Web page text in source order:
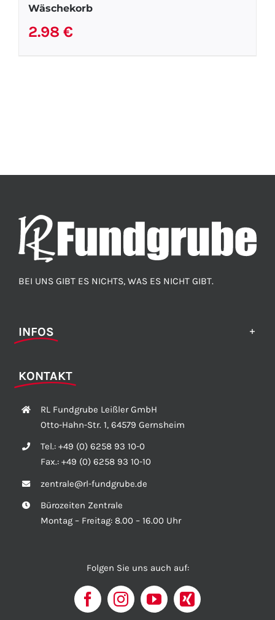
Wäschekorb
2.98 €
BEI UNS GIBT ES NICHTS, WAS ES NICHT GIBT.
Folgen Sie uns auch auf:
INFOS
KONTAKT
RL Fundgrube Leißler GmbH
Otto-Hahn-Str. 1, 64579 Gernsheim
Tel.: +49 (0) 6258 93 10-0
Fax.: +49 (0) 6258 93 10-10
zentrale@rl-fundgrube.de
Bürozeiten Zentrale
Montag – Freitag: 8.00 – 16.00 Uhr